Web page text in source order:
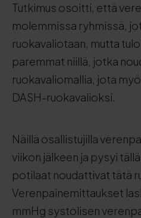
Tutkimus osoitti, että
molemmissa ryhmissä,
ruokavaliotaan, mutta
paremmat niillä, jotka
ruokavaliomallia, jota
DASH-ruokavalioksi.
Näillä osallistujilla
viikon jälkeen ja pysyi
potilaat noudattivat tätä
Verenpainemittaukset
mmHg systolisen